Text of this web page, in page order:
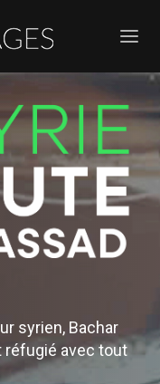
syrien, Bachar
réfugié avec tout